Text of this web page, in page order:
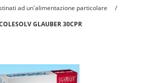
ad un'alimentazione particolare
/
GLAUBER 30CPR